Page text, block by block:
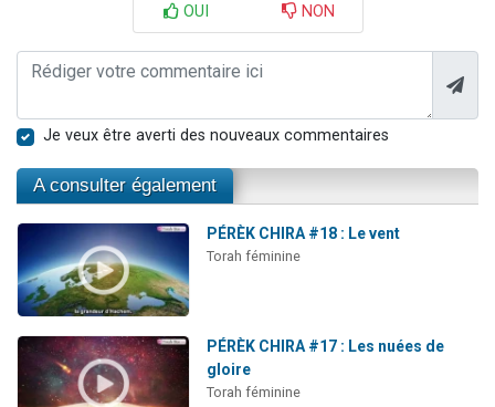
OUI NON
Je veux être averti des nouveaux commentaires
A consulter également
PÉRÈK CHIRA #18 : Le vent
Torah féminine
PÉRÈK CHIRA #17 : Les nuées de
gloire
Torah féminine